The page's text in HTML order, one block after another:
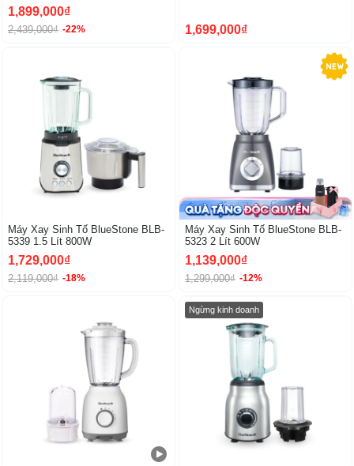
1,899,000₫
2,439,000₫ -22% 1,699,000₫
Máy Xay Sinh Tố BlueStone BLB-
5339 1.5 Lít 800W
1,729,000₫
2,119,000₫ -18%
Máy Xay Sinh Tố BlueStone BLB-
5323 2 Lít 600W
1,139,000₫
1,299,000₫ -12%
-13%
Ngừng kinh doanh